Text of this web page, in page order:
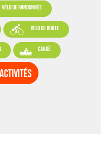
vélo de randonnée
 vélo de route
 canoë